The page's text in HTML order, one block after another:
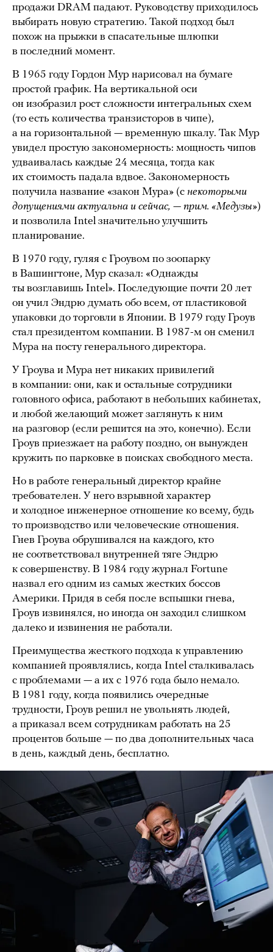
продажи DRAM падают. Руководству приходилось
выбирать новую стратегию. Такой подход был
похож на прыжки в спасательные шлюпки
в последний момент.
В 1965 году Гордон Мур нарисовал на бумаге
простой график. На вертикальной оси
он изобразил рост сложности интегральных схем
(то есть количества транзисторов в чипе),
а на горизонтальной — временную шкалу. Так Мур
увидел простую закономерность: мощность чипов
удваивалась каждые 24 месяца, тогда как
их стоимость падала вдвое. Закономерность
получила название «закон Мура» (с некоторыми
допущениями актуальна и сейчас, — прим. «Медузы»)
и позволила Intel значительно улучшить
планирование.
В 1970 году, гуляя с Гроувом по зоопарку
в Вашингтоне, Мур сказал: «Однажды
ты возглавишь Intel». Последующие почти 20 лет
он учил Эндрю думать обо всем, от пластиковой
упаковки до торговли в Японии. В 1979 году Гроув
стал президентом компании. В 1987-м он сменил
Мура на посту генерального директора.
У Гроува и Мура нет никаких привилегий
в компании: они, как и остальные сотрудники
головного офиса, работают в небольших кабинетах,
и любой желающий может заглянуть к ним
на разговор (если решится на это, конечно). Если
Гроув приезжает на работу поздно, он вынужден
кружить по парковке в поисках свободного места.
Но в работе генеральный директор крайне
требователен. У него взрывной характер
и холодное инженерное отношение ко всему, будь
то производство или человеческие отношения.
Гнев Гроува обрушивался на каждого, кто
не соответствовал внутренней тяге Эндрю
к совершенству. В 1984 году журнал Fortune
назвал его одним из самых жестких боссов
Америки. Придя в себя после вспышки гнева,
Гроув извинялся, но иногда он заходил слишком
далеко и извинения не работали.
Преимущества жесткого подхода к управлению
компанией проявлялись, когда Intel сталкивалась
с проблемами — а их с 1976 года было немало.
В 1981 году, когда появились очередные
трудности, Гроув решил не увольнять людей,
а приказал всем сотрудникам работать на 25
процентов больше — по два дополнительных часа
в день, каждый день, бесплатно.